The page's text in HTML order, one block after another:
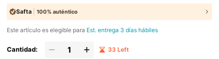
Safta 100% auténtico
Este artículo es elegible para Est. entrega 3 días hábiles
Cantidad: 33 Left